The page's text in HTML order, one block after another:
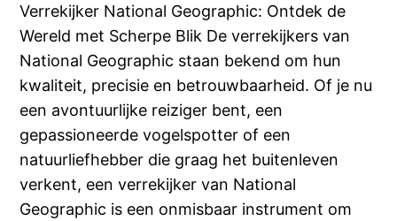
Verrekijker National Geographic: Ontdek de
Wereld met Scherpe Blik De verrekijkers van
National Geographic staan bekend om hun
kwaliteit, precisie en betrouwbaarheid. Of je nu
een avontuurlijke reiziger bent, een
gepassioneerde vogelspotter of een
natuurliefhebber die graag het buitenleven
verkent, een verrekijker van National
Geographic is een onmisbaar instrument om